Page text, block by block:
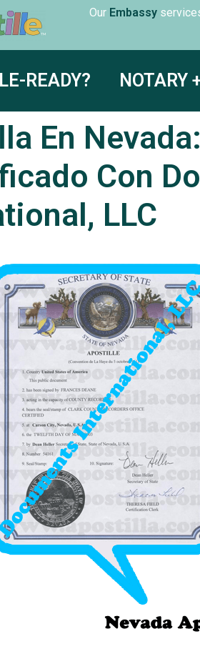
Our Embassy
READY? NOTARY
En
Con
LLC